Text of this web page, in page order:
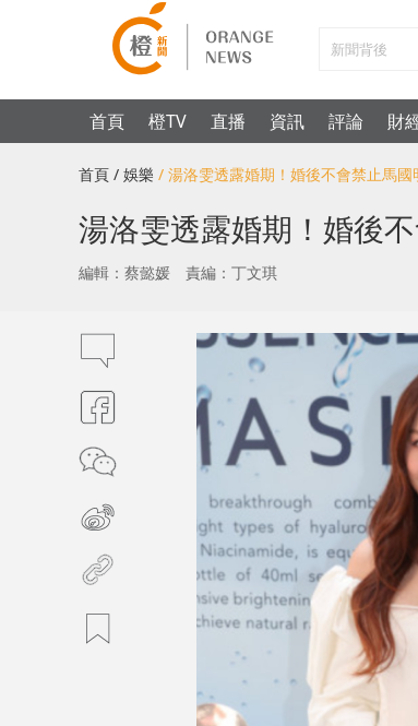
首頁 橙TV 直播 資訊 評論 財
首頁 / 娛樂 / 湯洛雯透露婚期！婚後不會禁止馬國
湯洛雯透露婚期！婚後
編輯：蔡懿媛 責編：丁文琪